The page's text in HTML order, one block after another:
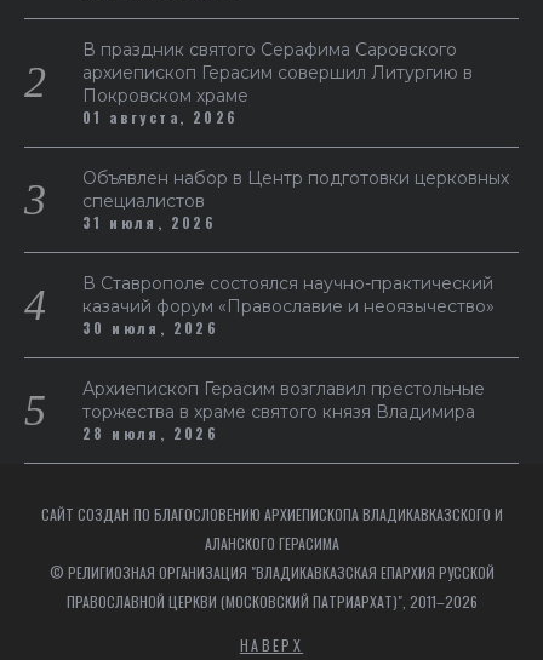
В праздник святого Серафима Саровского
архиепископ Герасим совершил Литургию в
Покровском храме
01 августа, 2026
Объявлен набор в Центр подготовки церковных
специалистов
31 июля, 2026
В Ставрополе состоялся научно-практический
казачий форум «Православие и неоязычество»
30 июля, 2026
Архиепископ Герасим возглавил престольные
торжества в храме святого князя Владимира
28 июля, 2026
САЙТ СОЗДАН ПО БЛАГОСЛОВЕНИЮ АРХИЕПИСКОПА ВЛАДИКАВКАЗСКОГО И
АЛАНСКОГО ГЕРАСИМА
© РЕЛИГИОЗНАЯ ОРГАНИЗАЦИЯ "ВЛАДИКАВКАЗСКАЯ ЕПАРХИЯ РУССКОЙ
ПРАВОСЛАВНОЙ ЦЕРКВИ (МОСКОВСКИЙ ПАТРИАРХАТ)", 2011–2026
НАВЕРХ